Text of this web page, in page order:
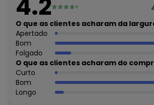
Complemento: Detalhe para amarrar
Observação: Qualidade superior! -
Tecido: Malha
Composição: Conforme imagem etiqueta
Histórico de preços
O preço apresentado abaixo é o menor
algum dia do mês, para o menor
agosto/2026
O que as clientes acharam da
Apertado
Bom
Folgado
O que as clientes acharam do
Curto
Bom
Longo